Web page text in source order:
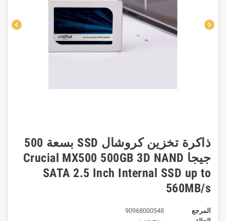
chevron_left chevron_right
ذاكرة تخزين كروشال SSD بسعة 500
جيجا Crucial MX500 500GB 3D NAND
SATA 2.5 Inch Internal SSD up to
560MB/s
المرجع
90968000548